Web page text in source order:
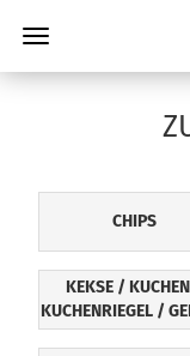
CHIPS
KEKSE /
KUCHENRIEGEL /